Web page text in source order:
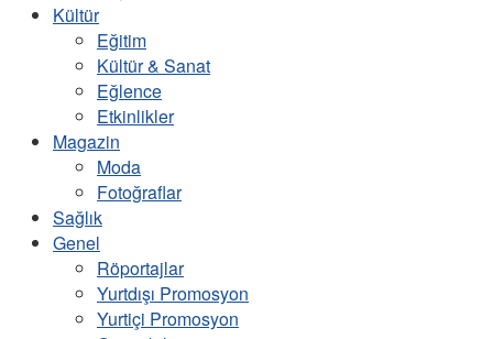
Kültür
Eğitim
Kültür & Sanat
Eğlence
Etkinlikler
Magazin
Moda
Fotoğraflar
Sağlık
Genel
Röportajlar
Yurtdışı Promosyon
Yurtiçi Promosyon